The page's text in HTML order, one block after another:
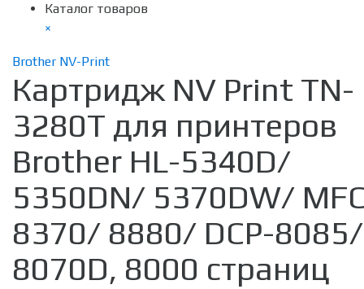
Каталог товаров
×
Brother NV-Print
Картридж NV Print TN-
3280T для принтеров
Brother HL-5340D/
5350DN/ 5370DW/
8370/ 8880/ DCP-8085/
8070D, 8000 страниц